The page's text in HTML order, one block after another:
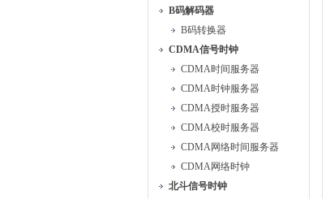
B码解码器
B码转换器
CDMA信号时钟
CDMA时间服务器
CDMA时钟服务器
CDMA授时服务器
CDMA校时服务器
CDMA网络时间服务器
CDMA网络时钟
北斗信号时钟